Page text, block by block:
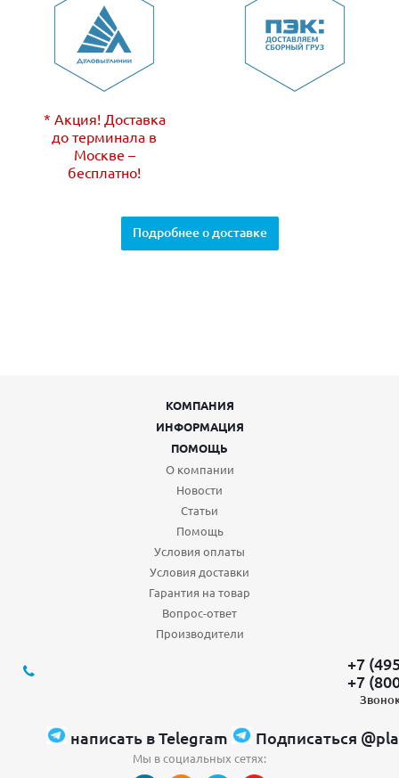
* Акция! Доставка
до терминала в
Москве –
бесплатно!
Подробнее о доставке
КОМПАНИЯ
ИНФОРМАЦИЯ
ПОМОЩЬ
О компании
Новости
Статьи
Помощь
Условия оплаты
Условия доставки
Гарантия на товар
Вопрос-ответ
Производители
+7
+7
написать в Telegram Подписаться
Мы в социальных сетях: